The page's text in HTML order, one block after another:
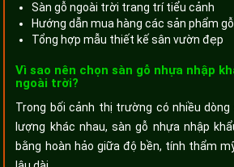
Sàn gỗ ngoài trời trang trí tiểu cảnh
Hướng dẫn mua hàng các sản phẩm
Tổng hợp mẫu thiết kế sân vườn đẹp
Vì sao nên chọn sàn gỗ nhựa nhập
ngoài trời?
Trong bối cảnh thị trường có nhiều
lượng khác nhau, sàn gỗ nhựa nhập
bằng hoàn hảo giữa độ bền, tính thẩm